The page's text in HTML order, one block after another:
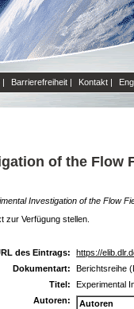
| Barrierefreiheit | Kontakt |
of the Flow
Investigation of the Flow
zur Verfügung stellen.
des Eintrags:
https://
Dokumentart:
Berichtsreihe
Titel:
Experimental
Autoren:
Autoren